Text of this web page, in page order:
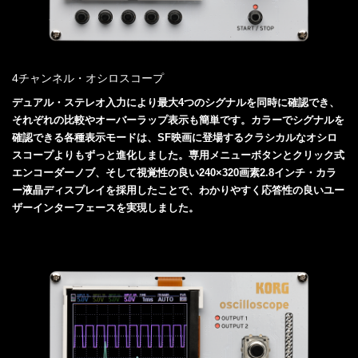
4チャンネル・オシロスコープ
デュアル・ステレオ入力により最大4つのシグナルを同時に確認でき、
それぞれの比較やオーバーラップ表示も簡単です。カラーでシグナルを
確認できる各種表示モードは、SF映画に登場するクラシカルなオシロ
スコープよりもずっと進化しました。専用メニューボタンとクリック式
エンコーダーノブ、そして視覚性の良い240×320画素2.8インチ・カラ
ー液晶ディスプレイを採用したことで、わかりやすく応答性の良いユー
ザーインターフェースを実現しました。